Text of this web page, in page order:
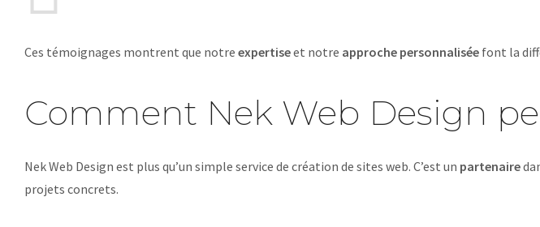
Ces témoignages montrent que notre expertiseet notre approche personnalisée font la
Comment Nek Web Design
Nek Web Design est plus qu’un simple service de création de sites web. C’est un partenaire
projets concrets.